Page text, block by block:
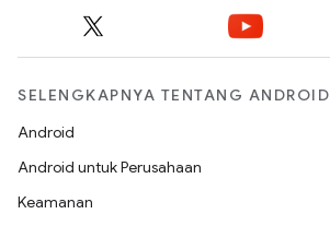
SELENGKAPNYA TENTANG ANDROID
Android
Android untuk Perusahaan
Keamanan